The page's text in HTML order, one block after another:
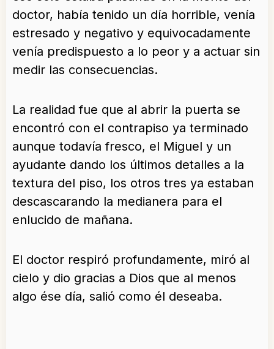
doctor, había tenido un día horrible, venía
estresado y negativo y equivocadamente
venía predispuesto a lo peor y a actuar sin
medir las consecuencias.
La realidad fue que al abrir la puerta se
encontró con el contrapiso ya terminado
aunque todavía fresco, el Miguel y un
ayudante dando los últimos detalles a la
textura del piso, los otros tres ya estaban
descascarando la medianera para el
enlucido de mañana.
El doctor respiró profundamente, miró al
cielo y dio gracias a Dios que al menos
algo ése día, salió como él deseaba.